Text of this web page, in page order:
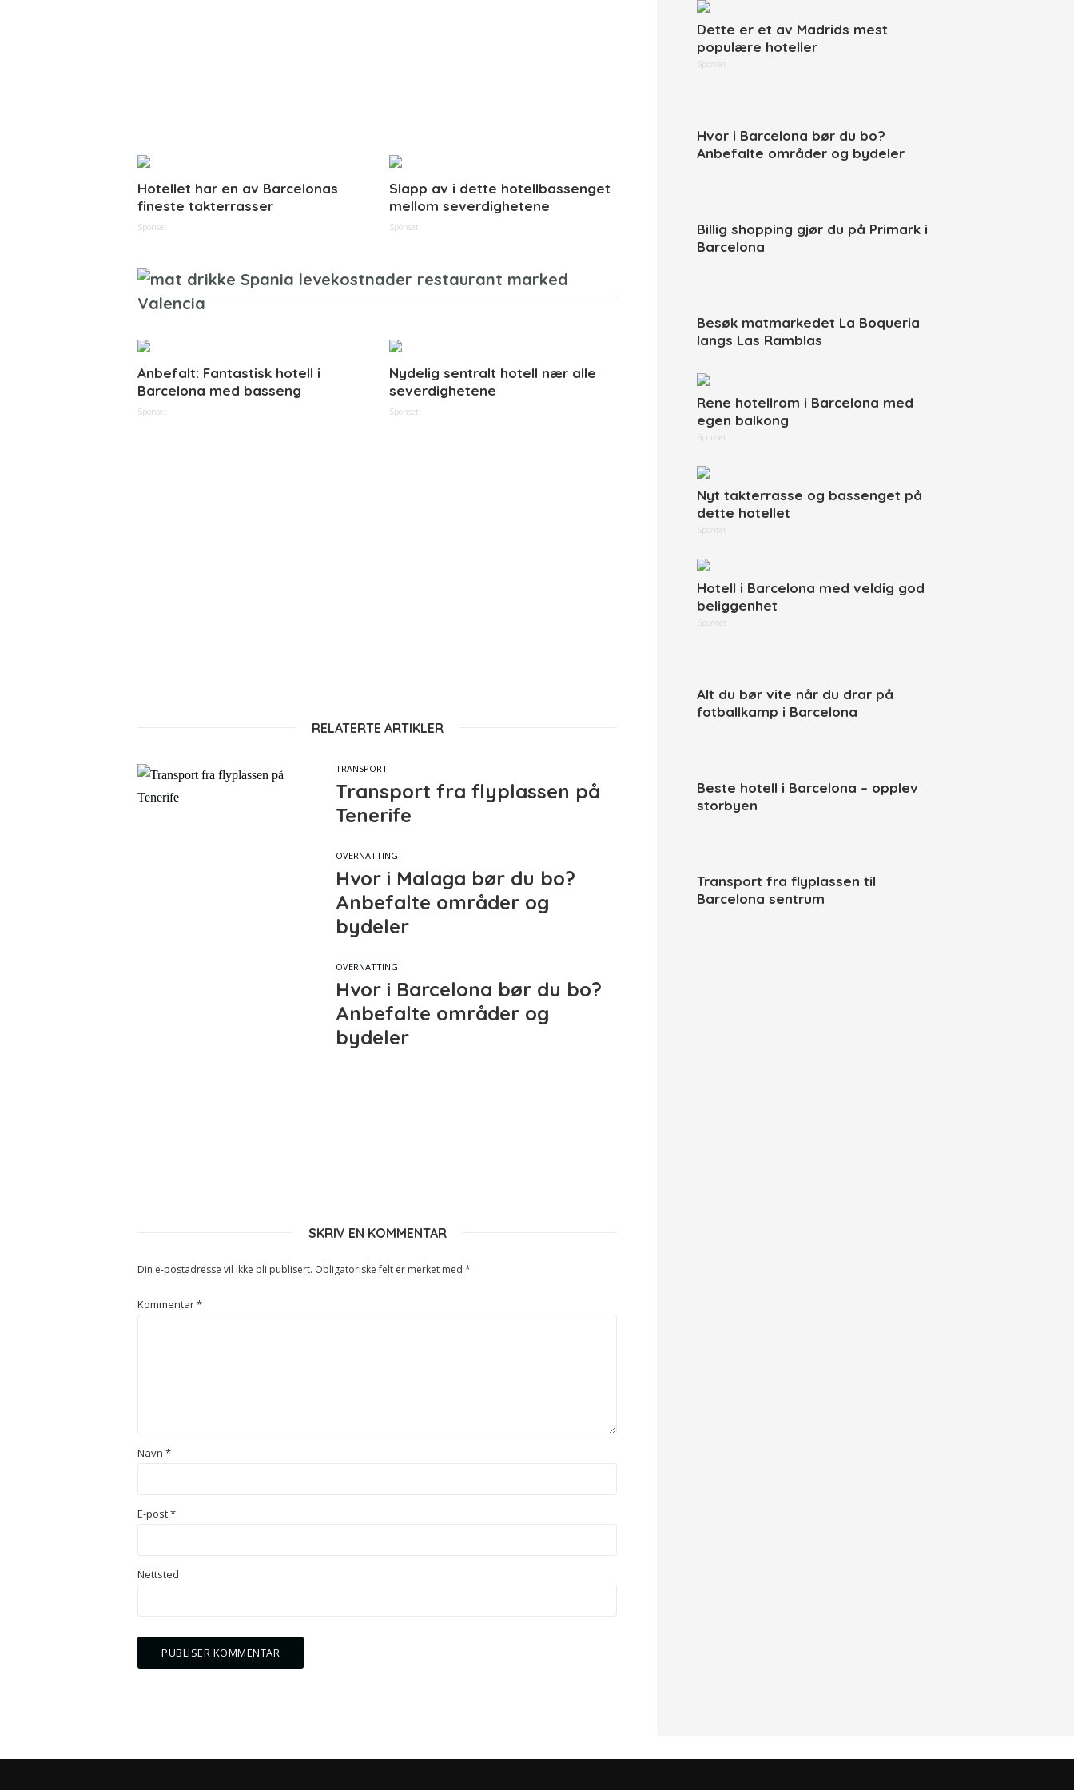
Hotellet har en av Barcelonas
fineste takterrasser
Sponset
Slapp av i dette hotellbassenget
mellom severdighetene
Sponset
Anbefalt: Fantastisk hotell i
Barcelona med basseng
Sponset
Nydelig sentralt hotell nær alle
severdighetene
Sponset
RELATERTE ARTIKLER
TRANSPORT
Transport fra flyplassen på
Tenerife
OVERNATTING
Hvor i Malaga bør du bo?
Anbefalte områder og
bydeler
OVERNATTING
Hvor i Barcelona bør du bo?
Anbefalte områder og
bydeler
SKRIV EN KOMMENTAR
Din e-postadresse vil ikke bli publisert. Obligatoriske felt er merket med *
Kommentar*
Navn *
E-post*
Nettsted
Dette er et av Madrids mest
populære hoteller
Sponset
Hvor i Barcelona bør du bo?
Anbefalte områder og bydeler
Billig shopping gjør du på Primark i
Barcelona
Besøk matmarkedet La Boqueria
langs Las Ramblas
Rene hotellrom i Barcelona med
egen balkong
Sponset
Nyt takterrasse og bassenget på
dette hotellet
Sponset
Hotell i Barcelona med veldig god
beliggenhet
Sponset
Alt du bør vite når du drar på
fotballkamp i Barcelona
Beste hotell i Barcelona – opplev
storbyen
Transport fra flyplassen til
Barcelona sentrum